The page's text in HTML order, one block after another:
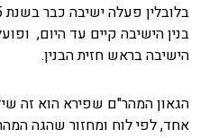
בנין הישיבה קיים עד היום,
הישיבה בראש חזית הבנין.
הגאון המהר"ם שפירא הוא זה
אחד, לפי לוח ומחזור שהגה